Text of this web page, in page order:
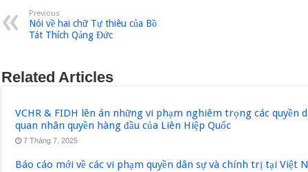
Previous
Nói về hai chữ Tự thiêu của Bồ
Tát Thích Qảng Đức
Related Articles
VCHR & FIDH lên án những vi phạm nghiêm trọng các quyền
quan nhân quyền hàng đầu của Liên Hiệp Quốc
7 Tháng 7, 2025
Báo cáo mới về các vi phạm quyền dân sự và chính trị tại Việt